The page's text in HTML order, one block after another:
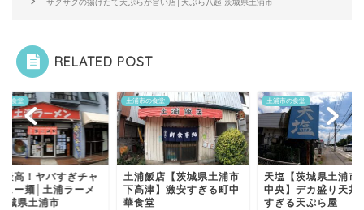
サクサクの揚げたて天ぷらが旨い店│天ぷら八起 茨城県土浦市
RELATED POST
の食堂
飯店【茨城県土浦市
津】激安すぎる町中
堂
土浦市の食堂
天塩【茨城県土浦市神立
中央】デカ盛り天丼が凄
すぎる天ぷら屋
土浦市の食堂
むらやま亭【茨城県
市中高津】ローズポ
の厚切りロースカツ